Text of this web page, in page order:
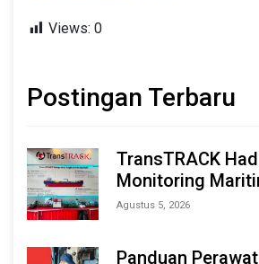
Views: 0
Postingan Terbaru
TransTRACK
Monitoring
Berbasis AI & IoT
Agustus 5, 2026
Panduan